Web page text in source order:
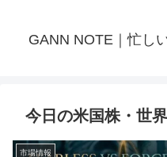
GANN NOTE｜忙し
今日の米国株・世
市場情報